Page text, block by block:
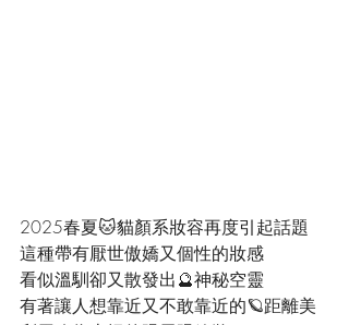
2025春夏🐱貓顏系妝容再度引起話題
這種帶有厭世傲嬌又個性的妝感
看似溫馴卻又散發出🔮神秘空靈
有著讓人想靠近又不敢靠近的🪐距離美